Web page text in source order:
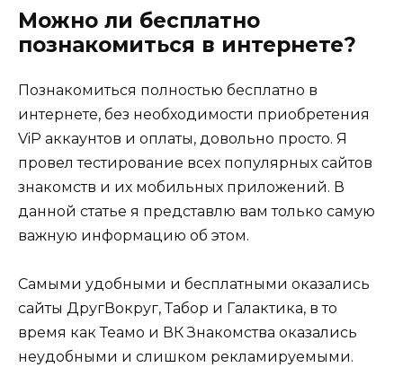
Можно ли бесплатно
познакомиться в интернете?
Познакомиться полностью бесплатно в
интернете, без необходимости приобретения
ViP аккаунтов и оплаты, довольно просто. Я
провел тестирование всех популярных сайтов
знакомств и их мобильных приложений. В
данной статье я представлю вам только самую
важную информацию об этом.
Самыми удобными и бесплатными оказались
сайты ДругВокруг, Табор и Галактика, в то
время как Теамо и ВК Знакомства оказались
неудобными и слишком рекламируемыми.